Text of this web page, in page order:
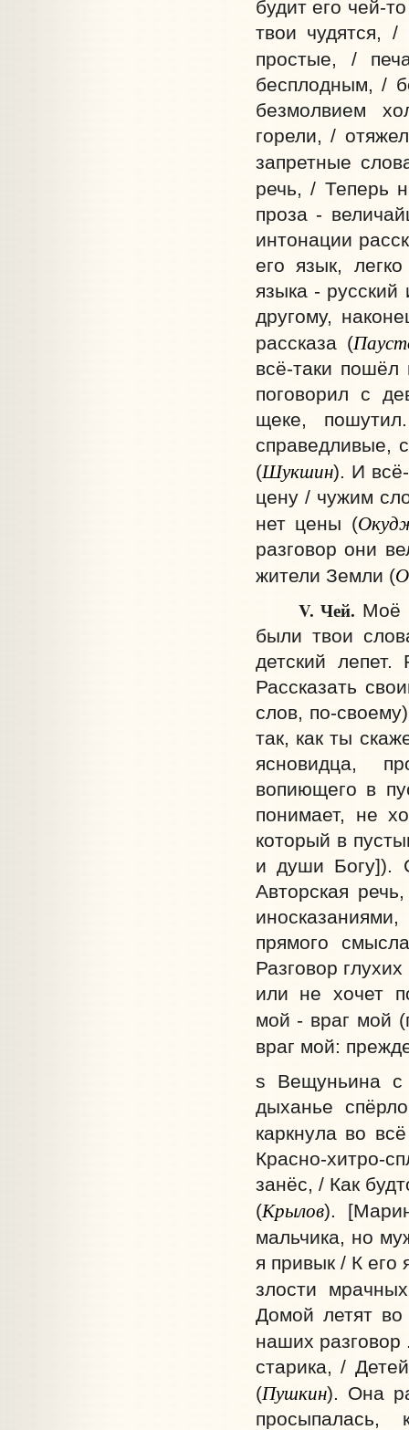
будит его чей-
твои чудятся,
простые, /
бесплодным, /
безмолвием
горели, /
запретные
речь, / Теперь
проза -
интонации
его язык,
языка - русский
другому,
рассказа (
всё-таки
поговорил с
щеке,
справедливые,
(Шукшин). И
цену / чужим
нет цены (
разговор они
жители Земли (
V. Чей. Моё
были твои
детский
Рассказать
слов, по-
так, как ты
ясновидца,
вопиющего в
понимает, не
который в
и души Богу]).
Авторская
прямого
Разговор
или не хочет
мой - враг мой
враг мой:
s Вещуньина с
дыханье
каркнула во
Красно-хитро-
занёс, / Как
(Крылов).
мальчика, но
я привык / К его
злости
Домой летят
наших разговор
старика, /
(Пушкин). Она
просыпалась,